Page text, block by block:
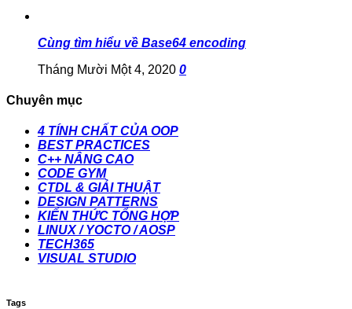
Cùng tìm hiểu về Base64 encoding
Tháng Mười Một 4, 2020 0
Chuyên mục
4 TÍNH CHẤT CỦA OOP
BEST PRACTICES
C++ NÂNG CAO
CODE GYM
CTDL & GIẢI THUẬT
DESIGN PATTERNS
KIẾN THỨC TỔNG HỢP
LINUX / YOCTO / AOSP
TECH365
VISUAL STUDIO
Tags